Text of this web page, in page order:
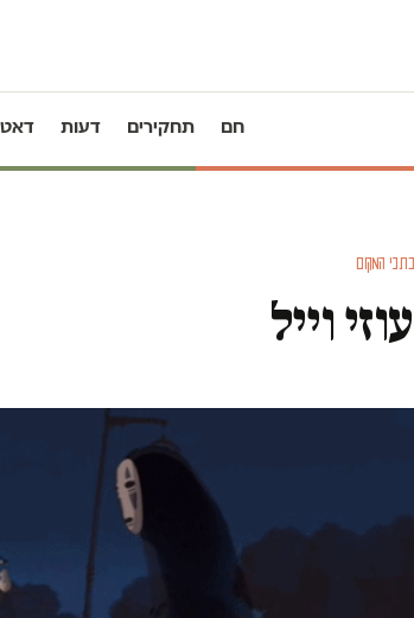
חם תחקירים דעות
כתבי המקום
עוזי וייל